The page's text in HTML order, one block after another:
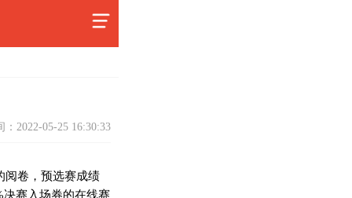
：2022-05-25 16:30:33
阅卷，预选赛成绩
赛入场券的在线赛